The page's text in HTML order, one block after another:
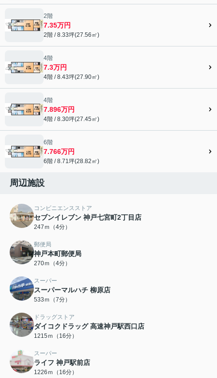
2階
7.35万円
2階 / 8.33坪(27.56㎡)
4階
7.3万円
4階 / 8.43坪(27.90㎡)
4階
7.896万円
4階 / 8.30坪(27.45㎡)
6階
7.766万円
6階 / 8.71坪(28.82㎡)
周辺施設
コンビニエンスストア
セブンイレブン 神戸七宮町2丁目店
247ｍ（4分）
郵便局
神戸本町郵便局
270ｍ（4分）
スーパー
スーパーマルハチ 柳原店
533ｍ（7分）
ドラッグストア
ダイコクドラッグ 高速神戸駅西口店
1215ｍ（16分）
スーパー
ライフ 神戸駅前店
1226ｍ（16分）